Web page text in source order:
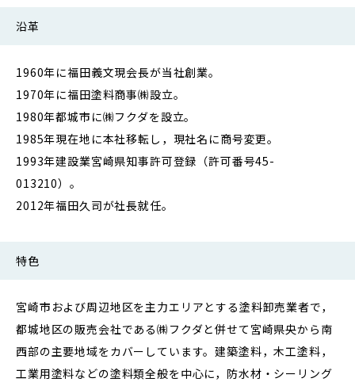
沿革
1960年に福田義文現会長が当社創業。
1970年に福田塗料商事㈱設立。
1980年都城市に㈱フクダを設立。
1985年現在地に本社移転し，現社名に商号変更。
1993年建設業宮崎県知事許可登録（許可番号45-
013210）。
2012年福田久司が社長就任。
特色
宮崎市および周辺地区を主力エリアとする塗料卸売業者で，
都城地区の販売会社である㈱フクダと併せて宮崎県央から南
西部の主要地域をカバーしています。建築塗料，木工塗料，
工業用塗料などの塗料類全般を中心に，防水材・シーリング